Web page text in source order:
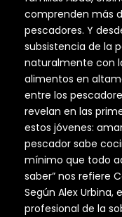
comprenden más
pescadores. Y
subsistencia de la
naturalmente con
alimentos en
entre los
revelan en las
estos jóvenes:
pescador sabe
mínimo que todo
saber” nos refiere
Según Alex Urbina,
profesional de la